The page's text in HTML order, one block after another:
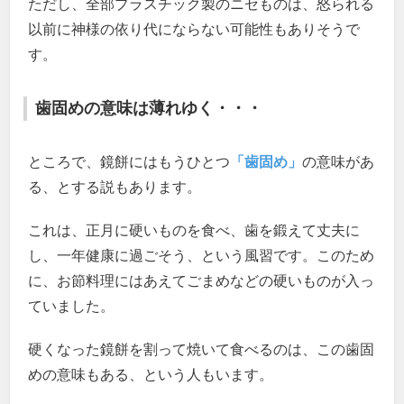
ただし、全部プラスチック製のニセものは、怒られる
以前に神様の依り代にならない可能性もありそうで
す。
歯固めの意味は薄れゆく・・・
ところで、鏡餅にはもうひとつ 「歯固め」の意味があ
る、とする説もあります。
これは、正月に硬いものを食べ、歯を鍛えて丈夫に
し、一年健康に過ごそう、という風習です。このため
に、お節料理にはあえてごまめなどの硬いものが入っ
ていました。
硬くなった鏡餅を割って焼いて食べるのは、この歯固
めの意味もある、という人もいます。